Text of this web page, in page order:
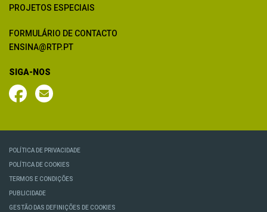
PROJETOS ESPECIAIS
FORMULÁRIO DE CONTACTO
ENSINA@RTP.PT
SIGA-NOS
POLÍTICA DE PRIVACIDADE
POLÍTICA DE COOKIES
TERMOS E CONDIÇÕES
PUBLICIDADE
GESTÃO DAS DEFINIÇÕES DE COOKIES